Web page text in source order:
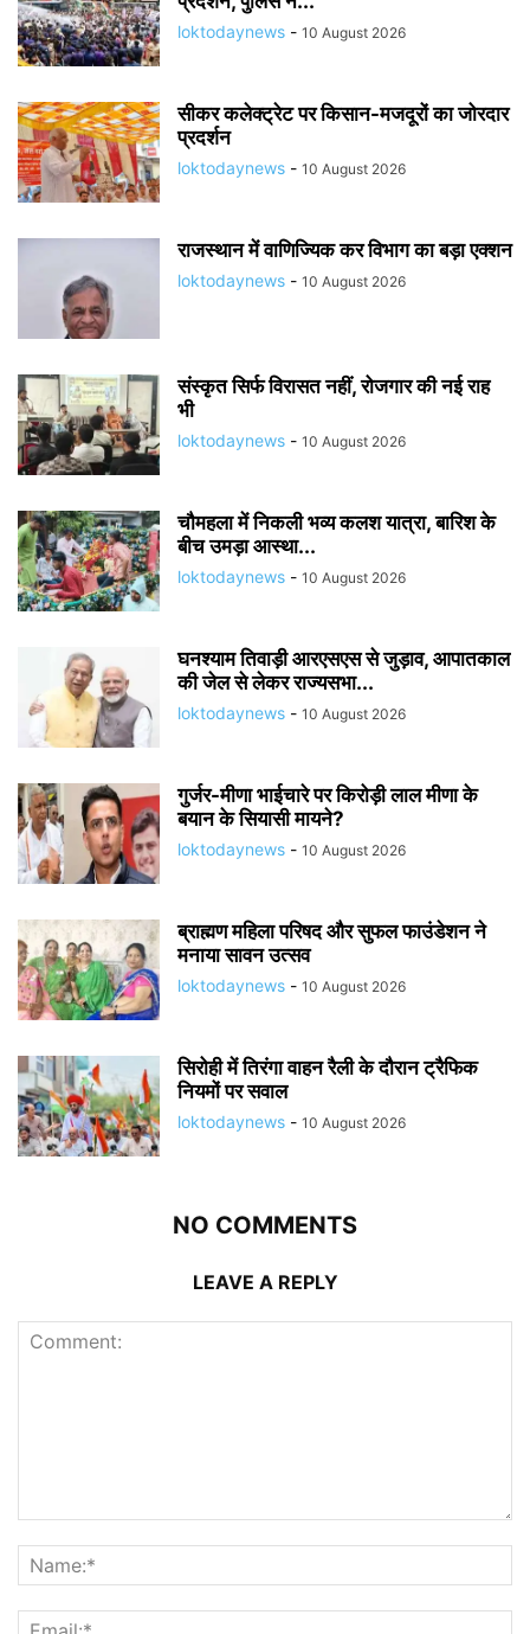
loktodaynews - 10 August 2026
सीकर कलेक्ट्रेट पर किसान-मजदूरों का जोरदार
प्रदर्शन
loktodaynews - 10 August 2026
राजस्थान में वाणिज्यिक कर विभाग का बड़ा एक्शन
loktodaynews - 10 August 2026
संस्कृत सिर्फ विरासत नहीं, रोजगार की नई राह
भी
loktodaynews - 10 August 2026
चौमहला में निकली भव्य कलश यात्रा, बारिश के
बीच उमड़ा आस्था...
loktodaynews - 10 August 2026
घनश्याम तिवाड़ी आरएसएस से जुड़ाव, आपातकाल
की जेल से लेकर राज्यसभा...
loktodaynews - 10 August 2026
गुर्जर-मीणा भाईचारे पर किरोड़ी लाल मीणा के
बयान के सियासी मायने?
loktodaynews - 10 August 2026
ब्राह्मण महिला परिषद और सुफल फाउंडेशन ने
मनाया सावन उत्सव
loktodaynews - 10 August 2026
सिरोही में तिरंगा वाहन रैली के दौरान ट्रैफिक
नियमों पर सवाल
loktodaynews - 10 August 2026
NO COMMENTS
LEAVE A REPLY